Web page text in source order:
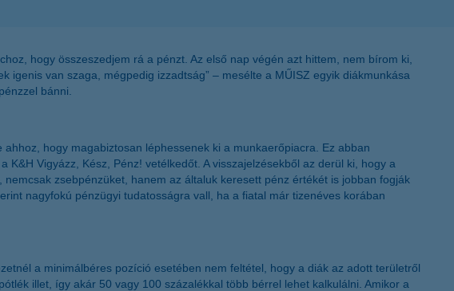
K&H SZÉP Kártya
K&H token megújítás
hogy összeszedjem rá a pénzt. Az első nap végén azt hittem, nem bírom ki,
van szaga, mégpedig izzadtság” – mesélte a MŰISZ egyik diákmunkása
bánni.
hogy magabiztosan léphessenek ki a munkaerőpiacra. Ez abban
Vigyázz, Kész, Pénz! vetélkedőt. A visszajelzésekből az derül ki, hogy a
zsebpénzüket, hanem az általuk keresett pénz értékét is jobban fogják
nagyfokú pénzügyi tudatosságra vall, ha a fiatal már tizenéves korában
a minimálbéres pozíció esetében nem feltétel, hogy a diák az adott területről
illet, így akár 50 vagy 100 százalékkal több bérrel lehet kalkulálni. Amikor a